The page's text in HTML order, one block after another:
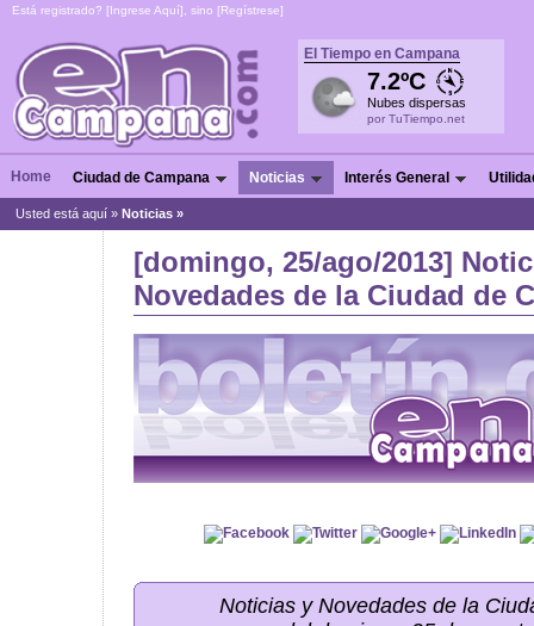
Está registrado? [Ingrese Aquí], sino [Regístrese]
El Tiempo en Campana
7.2ºC
Nubes dispersas
por TuTiempo.net
Home Ciudad de Campana Noticias Interés General
Usted está aquí » Noticias »
[domingo, 25/ago/2013]
Novedades de la Ciudad de
Noticias y Novedades de la